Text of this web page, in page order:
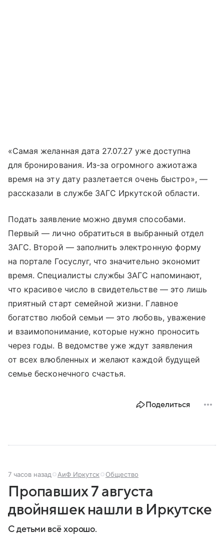
«Самая желанная дата 27.07.27 уже доступна
для бронирования. Из-за огромного ажиотажа
время на эту дату разлетается очень быстро», —
рассказали в службе ЗАГС Иркутской области.
Подать заявление можно двумя способами.
Первый — лично обратиться в выбранный отдел
ЗАГС. Второй — заполнить электронную форму
на портале Госуслуг, что значительно экономит
время. Специалисты службы ЗАГС напоминают,
что красивое число в свидетельстве — это лишь
приятный старт семейной жизни. Главное
богатство любой семьи — это любовь, уважение
и взаимопонимание, которые нужно проносить
через годы. В ведомстве уже ждут заявления
от всех влюбленных и желают каждой будущей
семье бесконечного счастья.
Поделиться
7 часов назад АиФ Иркутск Общество
Пропавших 7 августа
двойняшек нашли в Иркутске
С детьми всё хорошо.